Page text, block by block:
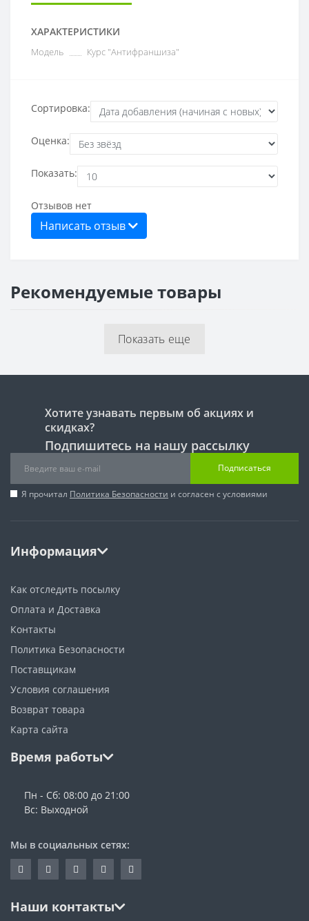
ХАРАКТЕРИСТИКИ
Модель Курс "Антифраншиза"
Сортировка:
Оценка:
Показать:
Отзывов нет
Написать отзыв
Рекомендуемые товары
Показать еще
Хотите узнавать первым об акциях и
скидках?
Подпишитесь на нашу рассылку
Подписаться
Я прочитал Политика Безопасности и согласен с условиями
Информация
Как отследить посылку
Оплата и Доставка
Контакты
Политика Безопасности
Поставщикам
Условия соглашения
Возврат товара
Карта сайта
Время работы
Пн - Сб: 08:00 до 21:00
Вс: Выходной
Мы в социальных сетях:
Наши контакты